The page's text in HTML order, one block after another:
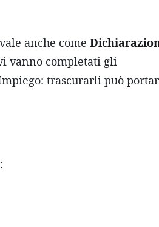
anche come
vanno completati gli
trascurarli può